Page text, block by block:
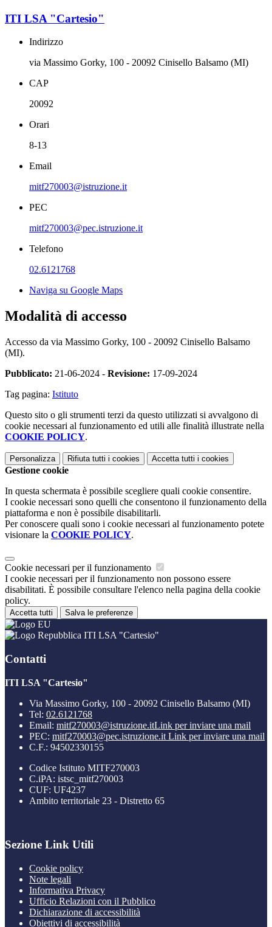
ITI LSA "Cartesio"
Indirizzo
via Massimo Gorky, 100 - 20092 Cinisello Balsamo (MI)
CAP
20092
Orari
8-13
Email
mitf270003@istruzione.it
PEC
mitf270003@pec.istruzione.it
Telefono
02.6121768
Naviga su Google Maps
Modalità di accesso
Accesso da via Massimo Gorky, 100 - 20092 Cinisello Balsamo
(MI).
Pubblicato: 21-06-2024 - Revisione: 17-09-2024
Tag pagina: Istituto
Questo sito o gli strumenti terzi da questo utilizzati si avvalgono di
cookie necessari al funzionamento ed utili alle finalità illustrate nella
COOKIE POLICY.
Personalizza Rifiuta tutti i cookies Accetta tutti i cookies
Gestione cookie
In questa schermata è possibile scegliere quali cookie consentire.
I cookie necessari sono quelli che consentono il funzionamento della
piattaforma e non è possibile disabilitarli.
Per conoscere quali sono i cookie necessari al funzionamento potete
visionare la COOKIE POLICY.
Cookie necessari per il funzionamento
I cookie necessari per il funzionamento non possono essere
disabilitati. È possibile consultare l'elenco nella pagina della cookie
policy.
Accetta tutti Salva le preferenze
ITI LSA "Cartesio"
Contatti
ITI LSA "Cartesio"
Via Massimo Gorky, 100 - 20092 Cinisello Balsamo (MI)
Tel: 02.6121768
Email: mitf270003@istruzione.itLink per inviare una mail
PEC: mitf270003@pec.istruzione.it Link per inviare una mail
C.F.: 94502330155
Codice Istituto MITF270003
C.iPA: istsc_mitf270003
CUF: UF4237
Ambito territoriale 23 - Distretto 65
Sezione Link Utili
Cookie policy
Note legali
Informativa Privacy
Ufficio Relazioni con il Pubblico
Dichiarazione di accessibilità
Obiettivi di accessibilità